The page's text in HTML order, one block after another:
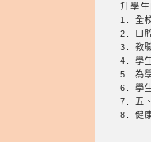
升學
1. 全
2. 口
3. 教
4. 學
5. 為
6. 學
7. 五
8. 健